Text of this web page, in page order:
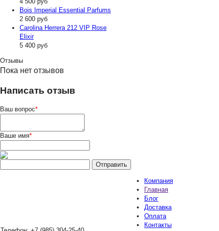
Bois Imperial Essential Parfums
2 600 руб
Carolina Herrera 212 VIP Rose
Elixir
5 400 руб
Отзывы
Пока нет отзывов
Написать отзыв
Ваш вопрос*
Ваше имя*
Компания
Главная
Блог
Доставка
Оплата
Контакты